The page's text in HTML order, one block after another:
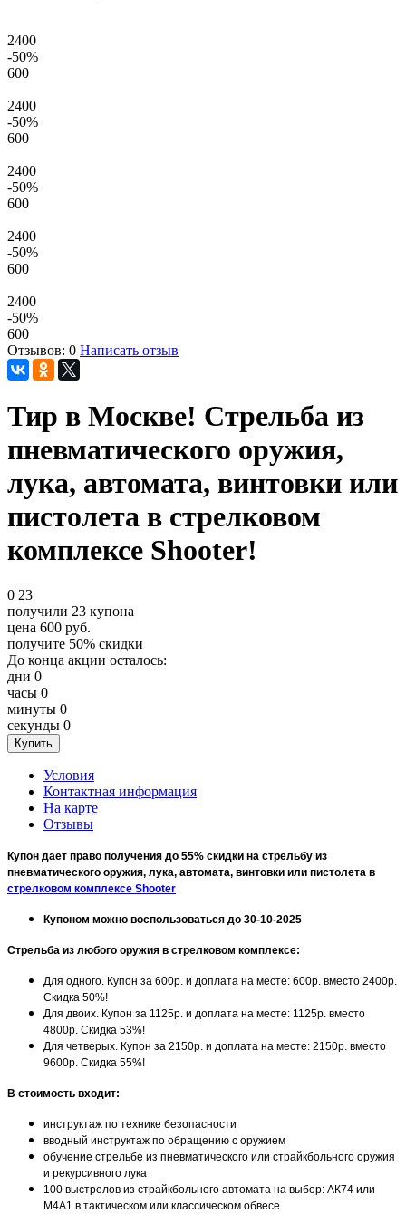
2400
-50%
600
2400
-50%
600
2400
-50%
600
2400
-50%
600
2400
-50%
600
Отзывов: 0 Написать отзыв
Тир в Москве! Стрельба из
пневматического оружия,
лука, автомата, винтовки или
пистолета в стрелковом
комплексе Shooter!
0 23
получили 23 купона
цена 600 руб.
получите 50% скидки
До конца акции осталось:
дни 0
часы 0
минуты 0
секунды 0
Условия
Контактная информация
На карте
Отзывы
Купон дает право получения до 55% скидки на стрельбу из
пневматического оружия, лука, автомата, винтовки или пистолета в
стрелковом комплексе Shooter
Купоном можно воспользоваться до 30-10-2025
Стрельба из любого оружия в стрелковом комплексе:
Для одного. Купон за 600р. и доплата на месте: 600р. вместо 2400р.
Скидка 50%!
Для двоих. Купон за 1125р. и доплата на месте: 1125р. вместо
4800р. Скидка 53%!
Для четверых. Купон за 2150р. и доплата на месте: 2150р. вместо
9600р. Скидка 55%!
В стоимость входит:
инструктаж по технике безопасности
вводный инструктаж по обращению с оружием
обучение стрельбе из пневматического или страйкбольного оружия
и рекурсивного лука
100 выстрелов из страйкбольного автомата на выбор: АК74 или
М4A1 в тактическом или классическом обвесе